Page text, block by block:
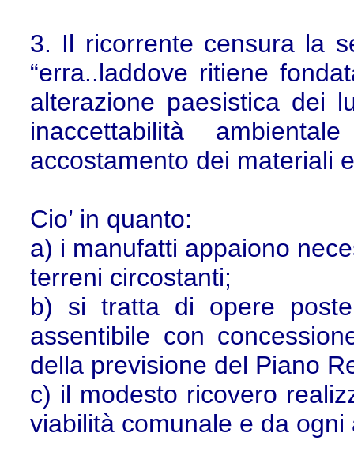
3. Il ricorrente censura la
“erra..laddove ritiene
alterazione paesistica dei
inaccettabilità
accostamento dei materiali
Cio’ in quanto:
a) i manufatti appaiono
terreni circostanti;
b) si tratta di opere
assentibile con
della previsione del Piano
c) il modesto ricovero
viabilità comunale e da